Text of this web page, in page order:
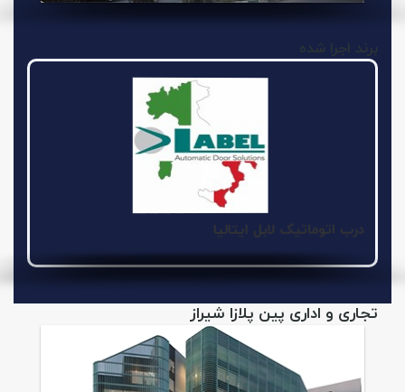
درب اتوماتیک لابل ایتالیا
تجاری و اداری پین پلازا شیراز